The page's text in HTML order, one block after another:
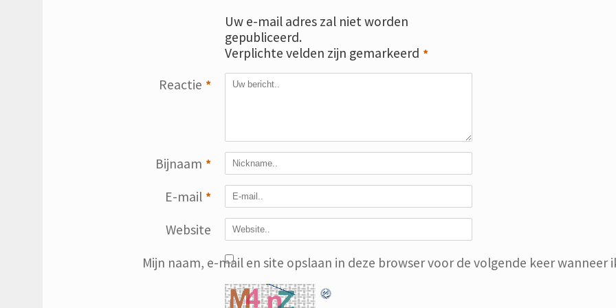
Uw e-mail adres zal niet worden
gepubliceerd.
Verplichte velden zijn gemarkeerd *
Reactie *
Bijnaam *
E-mail *
Website
Mijn naam, e-mail en site opslaan in deze browser voor de volgende keer wanneer